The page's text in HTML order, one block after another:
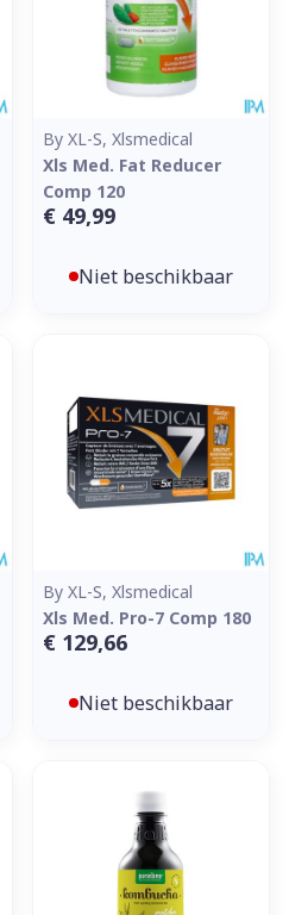
By XL-S, Xlsmedical
Xls Med. Fat Reducer
Comp 120
€ 49,99
Niet beschikbaar
By XL-S, Xlsmedical
Xls Med. Pro-7 Comp 180
€ 129,66
Niet beschikbaar